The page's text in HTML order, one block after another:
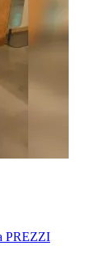
PREZZI